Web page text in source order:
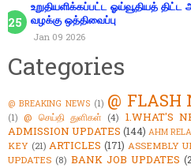
உறுதியளிக்கப்பட்ட ஓய்வூதியத்
வழக்கு ஒத்திவைப்பு
Jan 09 2026
Categories
@ BREAKING NEWS (1) @ FLASH
(1) @ செய்தி துளிகள் (4) 1.WHAT'S
ADMISSION UPDATES (144) AHM
KEY (21) ARTICLES (171) ASSEMBLY
UPDATES (8) BANK JOB UPDATES